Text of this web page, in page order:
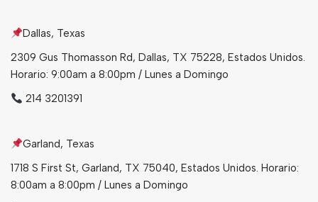
Dallas, Texas
2309 Gus Thomasson Rd, Dallas, TX 75228, Estados Unidos.
Horario: 9:00am a 8:00pm / Lunes a Domingo
214 3201391
Garland, Texas
1718 S First St, Garland, TX 75040, Estados Unidos. Horario:
8:00am a 8:00pm / Lunes a Domingo